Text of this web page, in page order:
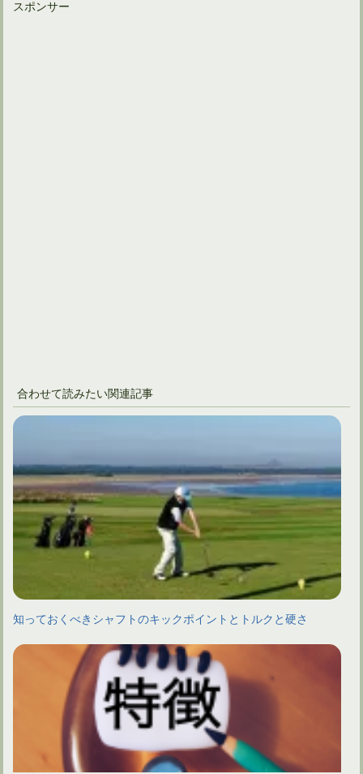
スポンサー
合わせて読みたい関連記事
知っておくべきシャフトのキックポイントとトルクと硬さ